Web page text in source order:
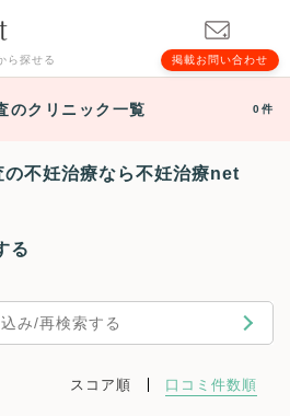
ら探せる 掲載お問い合わせ
のクリニック一覧 0件
不妊治療なら不妊治療net
る
み/再検索する
スコア順 口コミ件数順